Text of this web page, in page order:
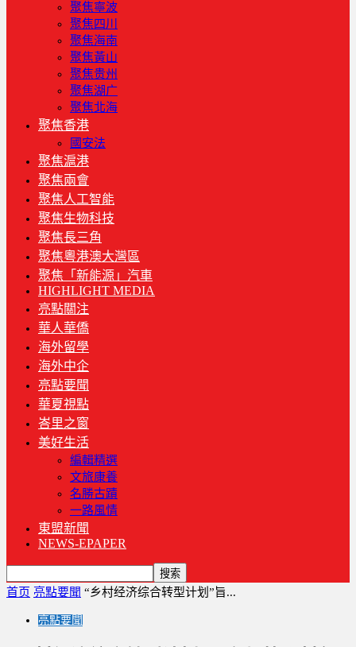
聚焦寧波
聚焦四川
聚焦海南
聚焦黃山
聚焦贵州
聚焦湖广
聚焦北海
聚焦香港
國安法
聚焦滬港
聚焦兩會
聚焦人工智能
聚焦生物科技
聚焦長三角
聚焦粵港澳大灣區
聚焦「新能源」汽車
HIGHLIGHT MEDIA
亮點關注
華人華僑
海外留學
海外中企
亮點要聞
華夏視點
峇里之窗
美好生活
編輯精選
文旅康養
名勝古蹟
一路風情
東盟新聞
NEWS-EPAPER
首页 亮點要聞 “乡村经济综合转型计划”旨...
亮點要聞